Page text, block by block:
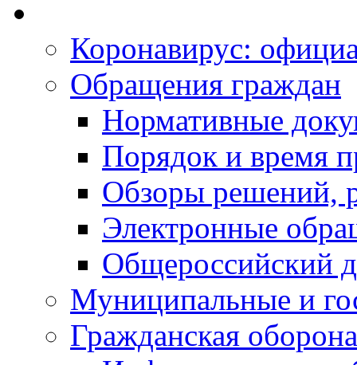
Коронавирус:
Обращения граждан
Нормативные
Порядок и время
Обзоры решений,
Электронные
Общероссийский
Муниципальные и
Гражданская